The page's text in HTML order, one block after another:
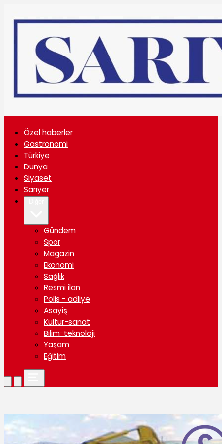
Özel haberler
Gastronomi
Türkiye
Dünya
Siyaset
Sarıyer
Gündem
Spor
Magazin
Ekonomi
Sağlık
Resmi ilan
Polis - adliye
Asayiş
Kültür-sanat
Bilim-teknoloji
Yaşam
Eğitim